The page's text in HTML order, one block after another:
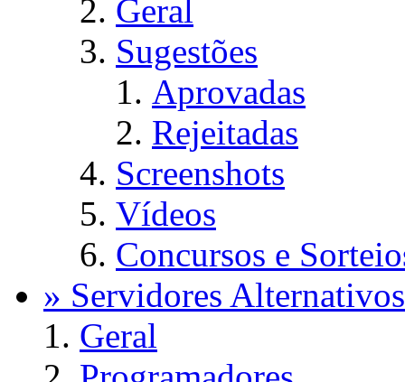
Geral
Sugestões
Aprovadas
Rejeitadas
Screenshots
Vídeos
Concursos e
» Servidores
Geral